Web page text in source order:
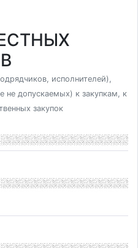
исполнителей),
не допускаемых) к закупкам, к
закупок